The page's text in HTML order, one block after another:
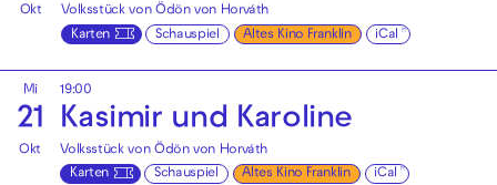
Okt
Volksstück von Ödön von Horváth
Karten
Schauspiel Altes Kino Franklin iCal
Mi
21
Okt
19:00
Kasimir und Karoline
Volksstück von Ödön von Horváth
Karten
Schauspiel Altes Kino Franklin iCal